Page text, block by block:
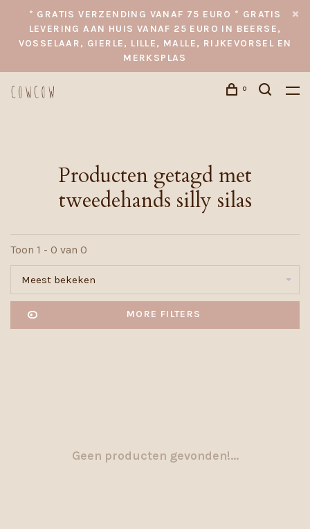
* GRATIS VERZENDING VANAF 75 EURO * GRATIS
LEVERING AAN HUIS VANAF 25 EURO IN BEERSE,
VOSSELAAR, GIERLE, LILLE, MALLE, RIJKEVORSEL EN
MERKSPLAS
0
Producten getagd met
tweedehands silly silas
Toon 1 - 0 van 0
Meest bekeken
MORE FILTERS
Geen producten gevonden!...